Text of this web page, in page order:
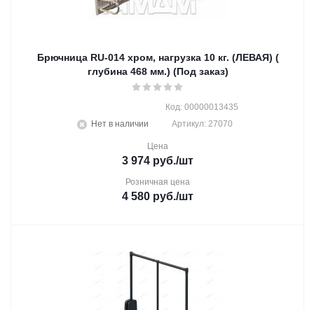
Брючница RU-014 хром, нагрузка 10 кг. (ЛЕВАЯ) (
глубина 468 мм.) (Под заказ)
Нет в наличии
Код: 00000013435
Артикул: 27070
Цена
3 974 руб./шт
Розничная цена
4 580 руб./шт